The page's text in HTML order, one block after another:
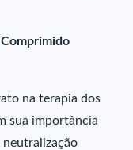
na terapia dos
sua importância
neutralização